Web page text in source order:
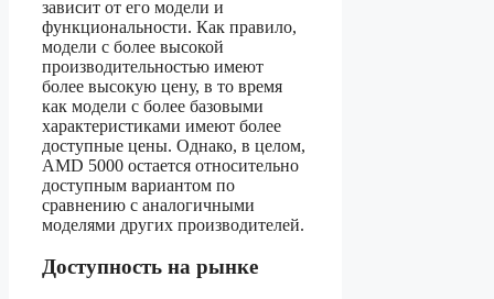
зависит от его модели и
функциональности. Как правило,
модели с более высокой
производительностью имеют
более высокую цену, в то время
как модели с более базовыми
характеристиками имеют более
доступные цены. Однако, в целом,
AMD 5000 остается относительно
доступным вариантом по
сравнению с аналогичными
моделями других производителей.
Доступность на рынке